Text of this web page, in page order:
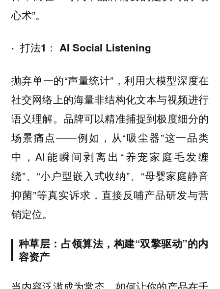
心术”。
· 打法1： AI Social Listening
抛弃单一的“声量统计”，利用大模型深度在
社交网络上的海量非结构化文本与视频进行
语义理解。品牌可以精准捕捉到极度细分的
场景痛点——例如，从“吸尘器”这一品类
中，AI能瞬间剥离出“养宠家庭毛发缠
绕”、“小户型嵌入式收纳”、“母婴家庭静音
抑菌”等真实诉求，直接反哺产品研发与营
销定位。
种草层：占领算法，构建“双擎驱动”的内
容资产
当内容泛滥成为常态，如何让你的产品在千